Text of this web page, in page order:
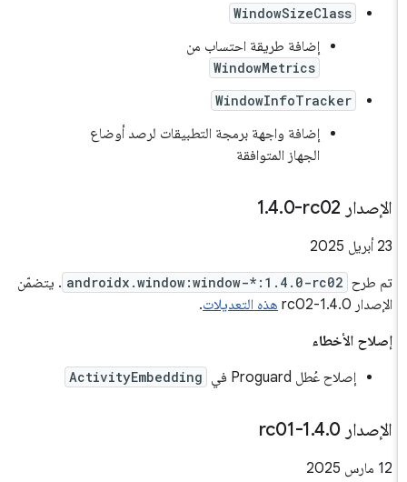
WindowSizeClass
إضافة طريقة احتساب من
WindowMetrics
WindowInfoTracker
إضافة واجهة برمجة التطبيقات لرصد أوضاع
الجهاز المتوافقة
الإصدار ‎1 .4.0-rc02
‫23 أبريل 2025
تم طرح androidx.window:window-*:1.4.0-rc02 . يتضمّن
الإصدار 1.4.0-rc02
هذه التعديلات.
إصلاح الأخطاء
إصلاح عُطل Proguard في
ActivityEmbedding
الإصدار 1 .4.0-rc01
‫12 مارس 2025